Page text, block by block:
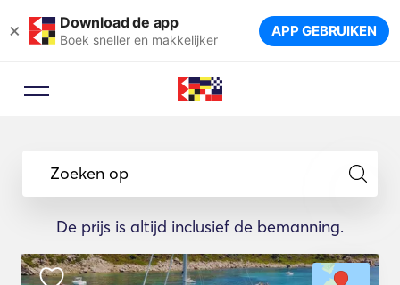
× Download de app
Boek sneller en makkelijker APP GEBRUIKEN
Zoeken op
De prijs is altijd inclusief de bemanning.